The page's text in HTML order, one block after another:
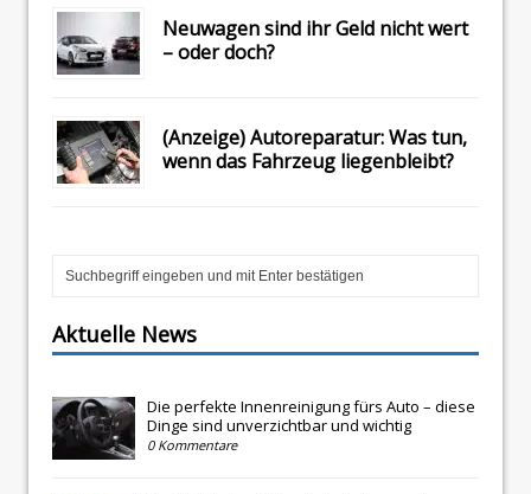
Neuwagen sind ihr Geld nicht wert
– oder doch?
(Anzeige) Autoreparatur: Was tun,
wenn das Fahrzeug liegenbleibt?
Aktuelle News
Die perfekte Innenreinigung fürs Auto – diese
Dinge sind unverzichtbar und wichtig
0 Kommentare